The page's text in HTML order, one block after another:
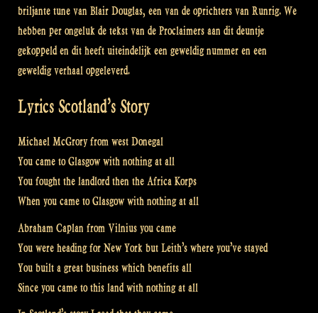
briljante tune van Blair Douglas, een van de oprichters van Runrig. We
hebben per ongeluk de tekst van de Proclaimers aan dit deuntje
gekoppeld en dit heeft uiteindelijk een geweldig nummer en een
geweldig verhaal opgeleverd.
Lyrics Scotland’s Story
Michael McGrory from west Donegal
You came to Glasgow with nothing at all
You fought the landlord then the Africa Korps
When you came to Glasgow with nothing at all
Abraham Caplan from Vilnius you came
You were heading for New York but Leith’s where you’ve stayed
You built a great business which benefits all
Since you came to this land with nothing at all